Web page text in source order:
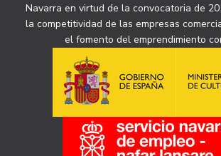
Navarra en virtud de la convocatoria de
la competitividad de las empresas
el fomento del emprendimiento